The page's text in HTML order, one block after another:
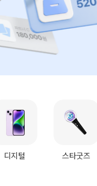
디지털 스타굿즈